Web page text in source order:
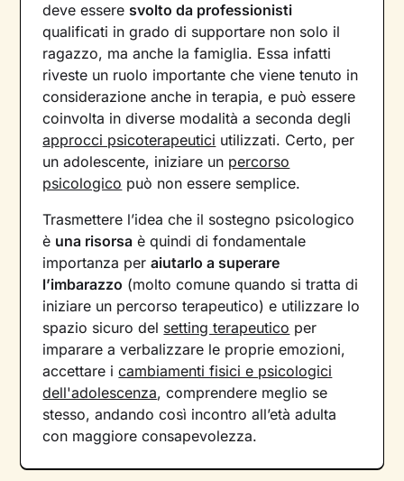
deve essere svolto da professionisti
qualificati in grado di supportare non solo il
ragazzo, ma anche la famiglia. Essa infatti
riveste un ruolo importante che viene tenuto in
considerazione anche in terapia, e può essere
coinvolta in diverse modalità a seconda degli
approcci psicoterapeutici utilizzati. Certo, per
un adolescente, iniziare un percorso
psicologico può non essere semplice.
Trasmettere l’idea che il sostegno psicologico
è una risorsa è quindi di fondamentale
importanza peraiutarlo a superare
l’imbarazzo (molto comune quando si tratta di
iniziare un percorso terapeutico) e utilizzare lo
spazio sicuro del setting terapeutico per
imparare a verbalizzare le proprie emozioni,
accettare icambiamenti fisici e psicologici
dell'adolescenza, comprendere meglio se
stesso, andando così incontro all’età adulta
con maggiore consapevolezza.